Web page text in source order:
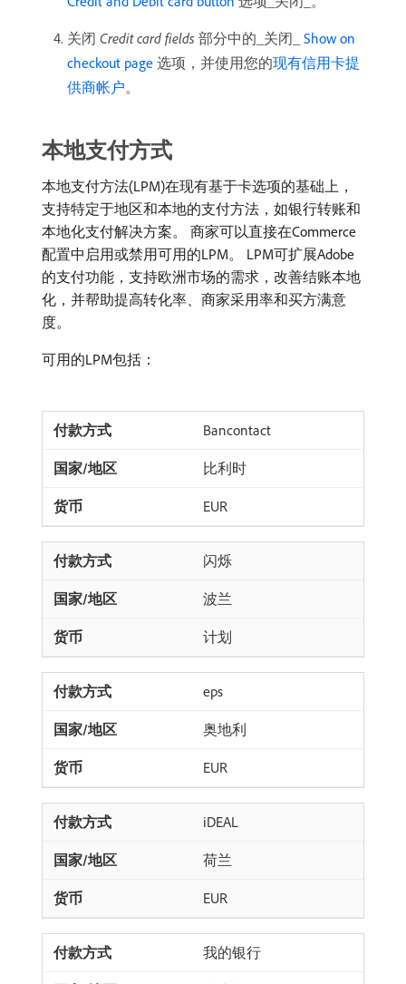
关闭​ Credit card fields ​部分中的_​关闭​_​ Show on
checkout page ​选项，并使用您的现有信用卡提
供商帐户。
本地支付方式
本地支付方法(LPM)在现有基于卡选项的基础上，
支持特定于地区和本地的支付方法，如银行转账和
本地化支付解决方案。 商家可以直接在Commerce
配置中启用或禁用可用的LPM。 LPM可扩展Adobe
的支付功能，支持欧洲市场的需求，改善结账本地
化，并帮助提高转化率、商家采用率和买方满意
度。
可用的LPM包括：
Bancontact
比利时
EUR
闪烁
波兰
计划
eps
奥地利
EUR
iDEAL
荷兰
EUR
我的银行